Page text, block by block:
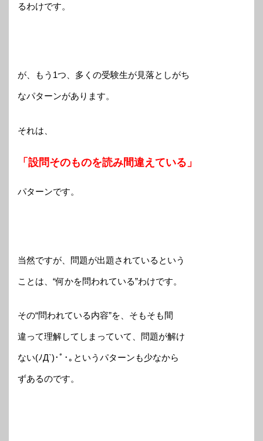
るわけです。
が、もう1つ、多くの受験生が見落としがち
なパターンがあります。
それは、
「設問そのものを読み間違えている」
パターンです。
当然ですが、問題が出題されているという
ことは、“何かを問われている”わけです。
その“問われている内容”を、そもそも間
違って理解してしまっていて、問題が解け
ない(ﾉД`)･ﾟ･｡というパターンも少なから
ずあるのです。